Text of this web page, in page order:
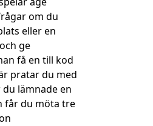
om du
eller en
ge
få en till kod
pratar du med
lämnade en
får du möta tre